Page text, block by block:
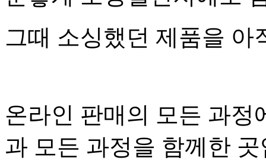
그때 소싱했던 제품을 아
온라인 판매의 모든 과정
과 모든 과정을 함께한